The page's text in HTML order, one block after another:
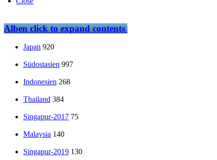
Albenclick to expand contents
Japan 920
Südostasien 997
Indonesien 268
Thailand 384
Singapur-2017 75
Malaysia 140
Singapur-2019 130